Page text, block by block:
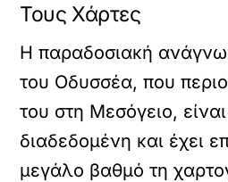
Τους Χάρτες
Η παραδοσιακή
του Οδυσσέα, που
του στη Μεσόγειο,
διαδεδομένη και έχει
μεγάλο βαθμό τη